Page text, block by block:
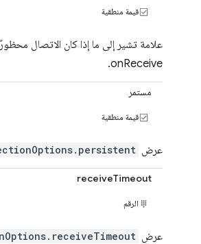
قيمة منطقية
علامة تشير إلى ما إذا كان الاتصال
onReceive.
مستمر
قيمة منطقية
عرض
receiveTimeout
الرقم
عرض